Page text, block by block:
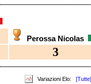
Perossa Nicolas
3
Variazioni Elo: [Tutte]